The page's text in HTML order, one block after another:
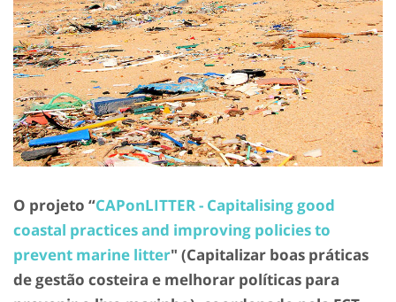
O projeto “CAPonLITTER - Capitalising good
coastal practices and improving policies to
prevent marine litter" (Capitalizar boas práticas
de gestão costeira e melhorar políticas para